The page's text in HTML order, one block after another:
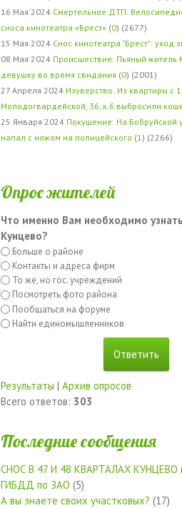
16 Мая 2024 Смертельное ДТП:
сноса кинотеатра «Брест» (0) (2677)
15 Мая 2024 Снос кинотеатра "Брест": уход
08 Мая 2024 Происшествие: Пьяный житель
девушку во время свидания (0) (2001)
27 Апреля 2024 Изуверство: Из квартиры с
Молодогвардейской, 36, к.6 выбросили
25 Января 2024 Покушение: На Бобруйской
напал с ножом на полицейского (1 ) (2266)
Опрос жителей
Что именно Вам необходимо
Кунцево?
Больше о районе
Контакты и адреса фирм
То же, но гос. учреждений
Посмотреть фото района
Пообщаться на форуме
Найти единомышленников
Результаты | Архив опросов
Всего ответов: 303
Последние сообщения
СНОС В 47 И 48 КВАРТАЛАХ КУНЦЕВО
ГИБДД по ЗАО (5)
А вы знаете своих участковых? (17)